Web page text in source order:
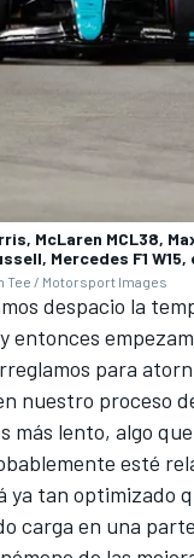
McLaren MCL38,
Mercedes F1
Tee / Motorsport Images
despacio la
entonces
para
nuestro proceso
más lento, algo
esté
ya tan optimizado
carga en una